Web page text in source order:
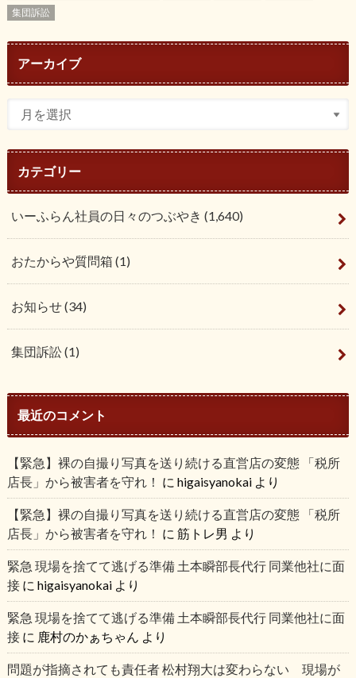
集団訴訟
アーカイブ
カテゴリー
いーふらん社員の日々のつぶやき (1,640)
おたからや質問箱 (1)
お知らせ(34)
集団訴訟(1)
最近のコメント
【緊急】裸の自撮り写真を送り続ける直営店の変態 「税所
店長」から被害者を守れ！ に higaisyanokaiより
【緊急】裸の自撮り写真を送り続ける直営店の変態 「税所
店長」から被害者を守れ！ に 筋トレ男 より
緊急 現場を捨てて逃げる準備 土本瞬部長代行 同業他社に面
接に higaisyanokaiより
緊急 現場を捨てて逃げる準備 土本瞬部長代行 同業他社に面
接に 鹿村のかぁちゃん より
問題が指摘されても責任者 松村翔大は変わらない 現場が